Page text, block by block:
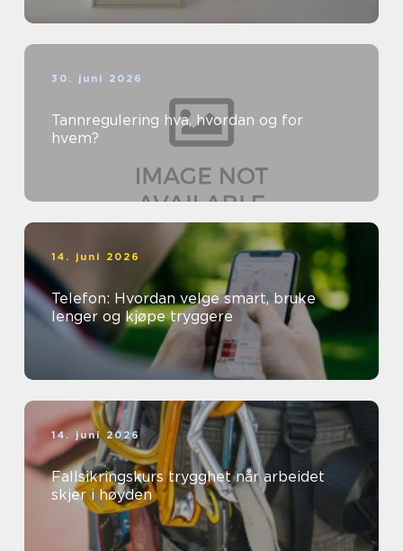
30. juni 2026
Tannregulering hva, hvordan og for
hvem?
14. juni 2026
Telefon: Hvordan velge smart, bruke
lenger og kjøpe tryggere
14. juni 2026
Fallsikringskurs trygghet når arbeidet
skjer i høyden